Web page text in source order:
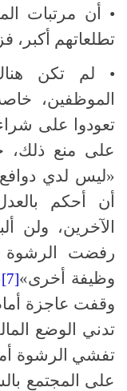
• أن مرتبات
تطلعاتهم أكبر،
• لم تكن
الموظفين،
تعودوا على
على منع ذلك،
«ليس لدي دوافع
أن أحكم
الآخرين، ولن
رفضت
وظيفة أخرى»[7]
وقفت عاجزة
تدني الوضع
تفشي الرشوة
على المجتمع